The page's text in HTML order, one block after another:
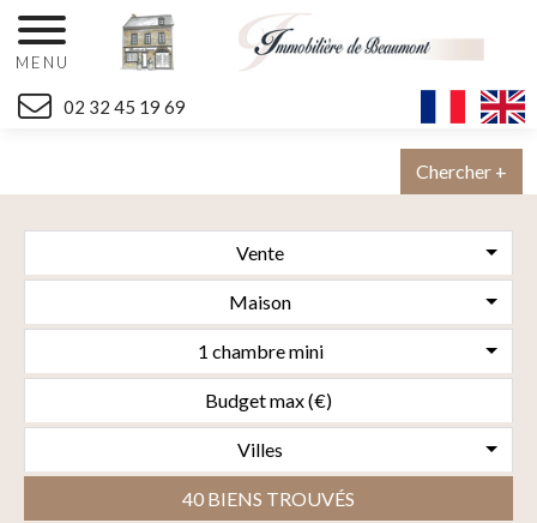
MENU
02 32 45 19 69
Chercher +
Vente
Maison
1 chambre mini
Villes
40 BIENS TROUVÉS